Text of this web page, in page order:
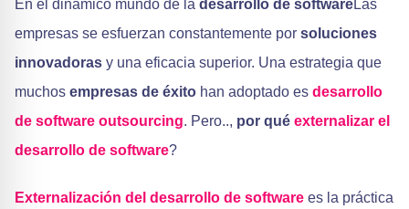
En el dinámico mundo de la desarrollo de softwareLas
empresas se esfuerzan constantemente por soluciones
innovadoras y una eficacia superior. Una estrategia que
muchos empresas de éxito han adoptado es desarrollo
de software outsourcing. Pero.., por qué externalizar el
desarrollo de software?
Externalización del desarrollo de software es la práctica